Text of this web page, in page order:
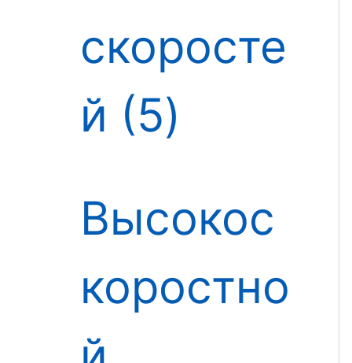
скоросте
й
5
Высокос
коростно